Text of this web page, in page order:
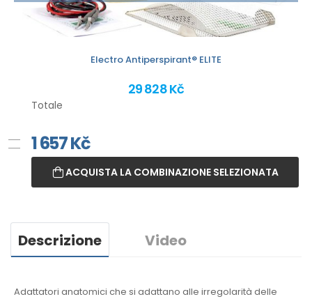
Electro Antiperspirant® ELITE
29 828 Kč
Totale
1 657Kč
ACQUISTA LA COMBINAZIONE SELEZIONATA
Descrizione Video
Adattatori anatomici che si adattano alle irregolarità delle